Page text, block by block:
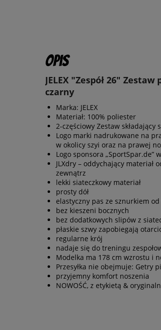
Opis
JELEX "Zespół 26"
czarny
Marka: JELEX
Materiał: 100% poliester
2-częściowy Zestaw składający
Logo marki nadrukowane na
w okolicy szyi oraz na prawej
Logo sponsora „SportSpar.de”
JLXdry – oddychający materiał
zewnątrz
lekki siateczkowy materiał
prosty dół
elastyczny pas ze sznurkiem
bez kieszeni bocznych
bez dodatkowych slipów z
płaskie szwy zapobiegają
regularne krój
nadaje się do treningu
Modelka ma 178 cm wzrostu i
Przesyłka nie obejmuje: Getry
przyjemny komfort noszenia
NOWOŚĆ, z etykietą &